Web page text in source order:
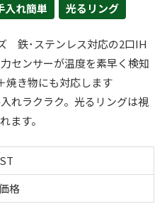
入れ簡単 光るリング
鉄･ステンレス対応の2口IH
センサーが温度を素早く検知
焼き物にも対応します
れラクラク。光るリングは視
ます。
格